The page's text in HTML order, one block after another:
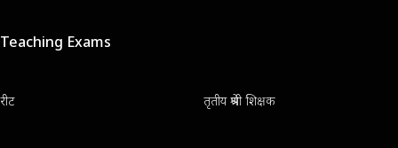
Teaching Exams
रीट तृतीय श्रेणी शिक्षक